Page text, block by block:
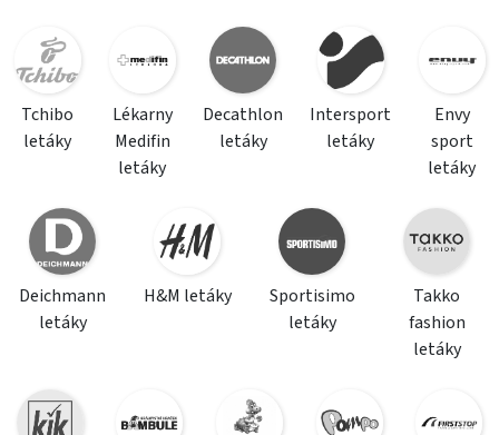
Tchibo
letáky
Lékarny
Medifin
letáky
Decathlon
letáky
Intersport
letáky
Envy
sport
letáky
Deichmann
letáky
H&M letáky
Sportisimo
letáky
Takko
fashion
letáky